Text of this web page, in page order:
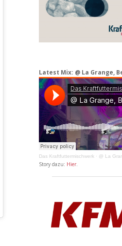
Latest Mix: @ La Grange,
Das Kraftfuttermischwerk · @ La
Story dazu: Hier.